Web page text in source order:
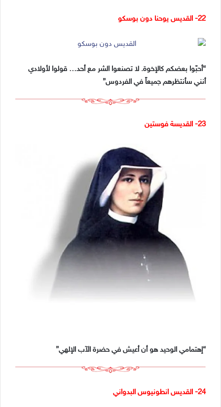
22- القديس يوحنا دون بوسكو
“أحبّوا بعضكم كالإخوة. لا تصنعوا الشر مع أحد… قولوا لأولادي
أنني سأنتظرهم جميعاً في الفردوس”
23- القديسة فوستين
“إهتمامي الوحيد هو أن أعيش في حضرة الآب الإلهي”
24- القديس انطونيوس البدواني